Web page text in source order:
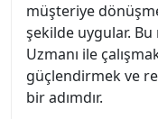
müşteriye
şekilde uygular. Bu
Uzmanı ile
güçlendirmek ve
bir adımdır.